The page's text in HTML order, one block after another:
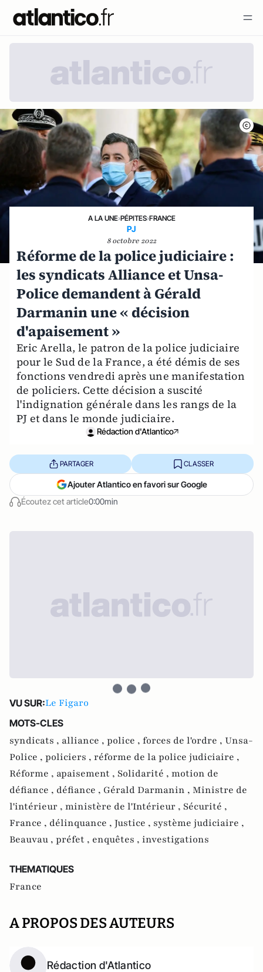
A LA UNE›PÉPITES›FRANCE
PJ
8 octobre 2022
Réforme de la police judiciaire :
les syndicats Alliance et Unsa-
Police demandent à Gérald
Darmanin une « décision
d'apaisement »
Eric Arella, le patron de la police judiciaire
pour le Sud de la France, a été démis de ses
fonctions vendredi après une manifestation
de policiers. Cette décision a suscité
l'indignation générale dans les rangs de la
PJ et dans le monde judiciaire.
Rédaction d'Atlantico
Écoutez cet article0:00min
PARTAGER CLASSER
Ajouter Atlantico en favori sur Google
VU SUR:Le Figaro
MOTS-CLES
syndicats , alliance , police , forces de l'ordre , Unsa-
Police , policiers , réforme de la police judiciaire ,
Réforme , apaisement , Solidarité , motion de
défiance , défiance , Gérald Darmanin , Ministre de
l'intérieur , ministère de l'Intérieur , Sécurité ,
France , délinquance , Justice , système judiciaire ,
Beauvau , préfet , enquêtes , investigations
THEMATIQUES
France
A PROPOS DES AUTEURS
Rédaction d'Atlantico